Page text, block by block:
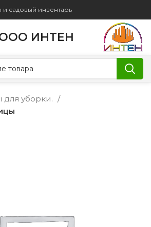
садовый инвентарь
ИНТЕН
для уборки.